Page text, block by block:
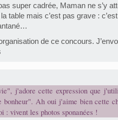
super cadrée, Maman ne s’y
table mais c’est pas grave :
de ce concours.
j'adore cette expression que
bonheur". Ah oui j'aime bien cette
: vivent les photos sponanées !